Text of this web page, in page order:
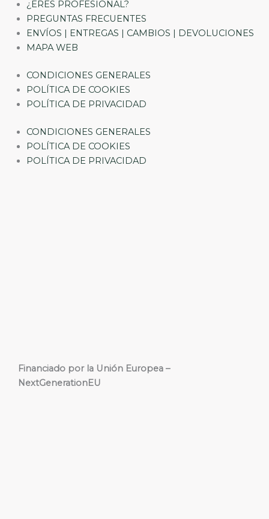
¿ERES PROFESIONAL?
PREGUNTAS FRECUENTES
ENVÍOS | ENTREGAS | CAMBIOS | DEVOLUCIONES
MAPA WEB
CONDICIONES GENERALES
POLÍTICA DE COOKIES
POLÍTICA DE PRIVACIDAD
CONDICIONES GENERALES
POLÍTICA DE COOKIES
POLÍTICA DE PRIVACIDAD
Financiado por la Unión Europea –
NextGenerationEU